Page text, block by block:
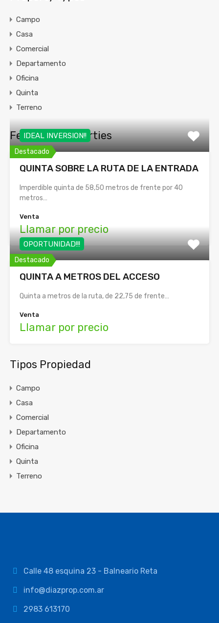
Campo
Casa
Comercial
Departamento
Oficina
Quinta
Terreno
Featured Properties
Destacado
IDEAL INVERSION!!
QUINTA SOBRE LA RUTA DE LA ENTRADA
Imperdible quinta de 58,50 metros de frente por 40
metros…
Venta
Llamar por precio
Destacado
OPORTUNIDAD!!!
QUINTA A METROS DEL ACCESO
Quinta a metros de la ruta, de 22,75 de frente…
Venta
Llamar por precio
Tipos Propiedad
Campo
Casa
Comercial
Departamento
Oficina
Quinta
Terreno
Calle 48 esquina 23 - Balneario Reta
info@diazprop.com.ar
2983 613170